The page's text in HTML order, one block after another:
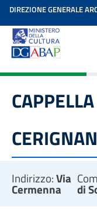
contenuto
DIREZIONE GENERALE
Indirizzo:Via
Cermenna di